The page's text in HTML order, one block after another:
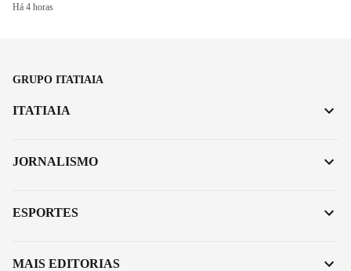
Há 4 horas
GRUPO ITATIAIA
ITATIAIA
JORNALISMO
ESPORTES
MAIS EDITORIAS